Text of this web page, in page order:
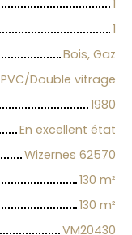
1
1
Bois, Gaz
PVC/Double vitrage
1980
En excellent état
Wizernes 62570
130 m²
130 m²
VM20430